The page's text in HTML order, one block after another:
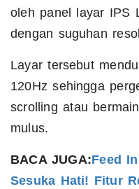
oleh panel layar IPS
dengan suguhan
Layar tersebut
120Hz sehingga
scrolling atau
mulus.
BACA JUGA:Feed
Sesuka Hati! Fitur